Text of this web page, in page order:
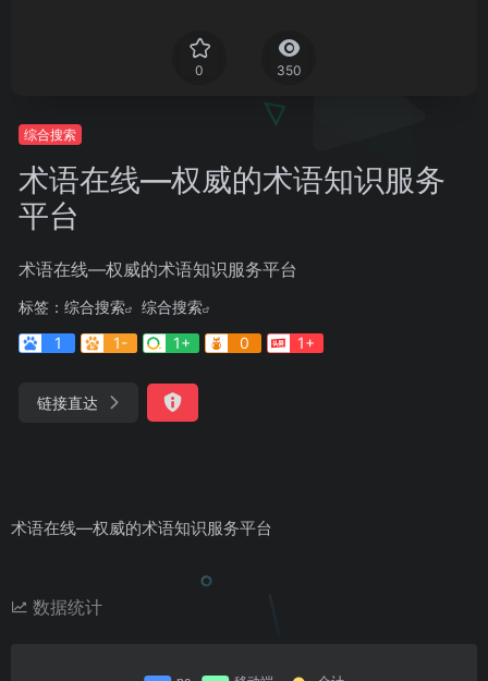
0 350
综合搜索
术语在线—权威的术语知识服务
平台
术语在线—权威的术语知识服务平台
标签： 综合搜索
综合搜索
1
1- 1+ 0 1+
链接直达
术语在线—权威的术语知识服务平台
数据统计